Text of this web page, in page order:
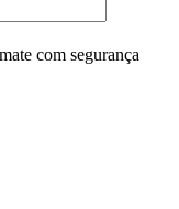
com segurança